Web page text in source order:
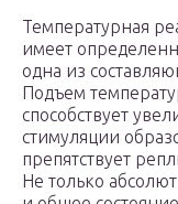
Температурная
имеет
одна из
Подъем
способствует
стимуляции
препятствует
Не только